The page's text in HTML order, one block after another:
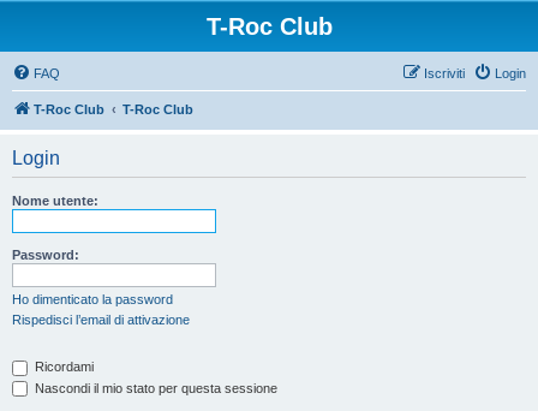
T-Roc Club
FAQ Login
Iscriviti
T-Roc Club T-Roc Club
Login
Nome utente:
Password:
Ho dimenticato la password
Rispedisci l’email di attivazione
Ricordami
Nascondi il mio stato per questa sessione